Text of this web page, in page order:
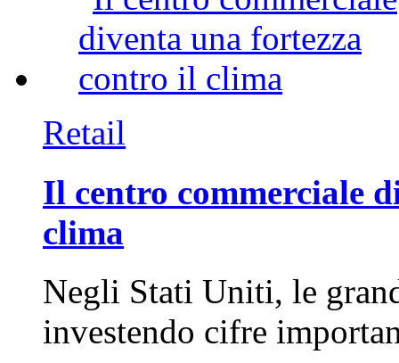
Retail
Il centro commerciale
clima
Negli Stati Uniti, le
investendo cifre